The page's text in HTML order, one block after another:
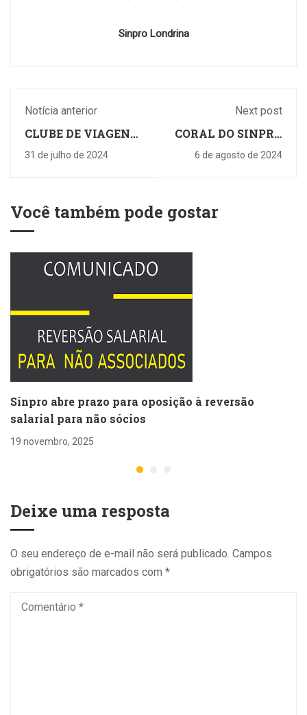
Sinpro Londrina
Notícia anterior
CLUBE DE VIAGENS
31 de julho de 2024
Next post
CORAL DO SINPRO
AML
6 de agosto de 2024
Você também pode gostar
Sinpro abre prazo para oposição à reversão
salarial para não sócios
19 novembro, 2025
Deixe uma resposta
O seu endereço de e-mail não será publicado. Campos
obrigatórios são marcados com *